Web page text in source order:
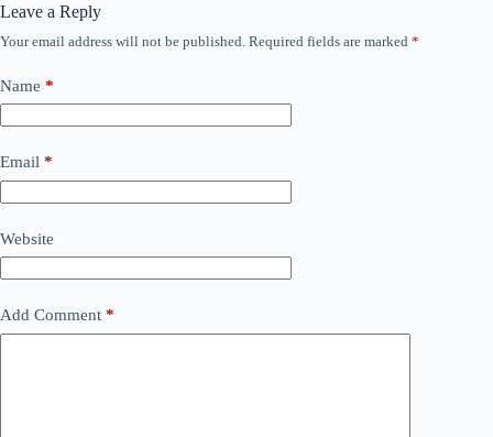
Leave a Reply
Your email address will not be published. Required fields are marked *
Name *
Email *
Website
Add Comment *